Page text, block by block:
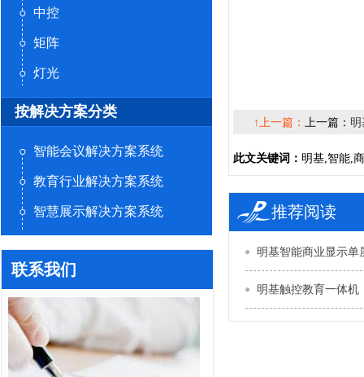
↑上一篇： 上一篇：
此文关键词： 明基,智能,
推荐阅读
明基智能商业显示单
明基触控教育一体机
中控
矩阵
灯光
按解决方案分类
智能会议解决方案系统
教育行业解决方案系统
智慧展示解决方案系统
联系我们